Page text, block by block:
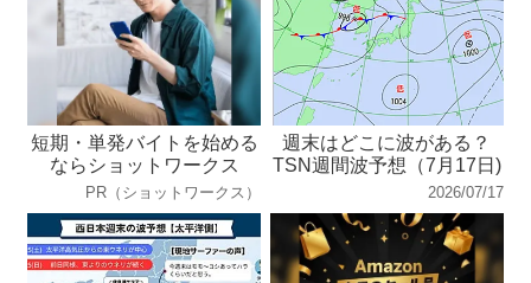
短期・単発バイトを始める
ならショットワークス
PR（ショットワークス）
週末はどこに波がある？
TSN週間波予想（7月17日)
2026/07/17